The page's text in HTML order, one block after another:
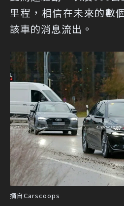
里程，相信在未來的數
該車的消息流出。
摘自Carscoops